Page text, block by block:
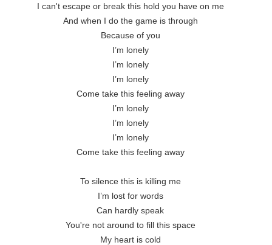
I can't escape or break this hold you have on me
And when I do the game is through
Because of you
I’m lonely
I’m lonely
I’m lonely
Come take this feeling away
I’m lonely
I’m lonely
I’m lonely
Come take this feeling away
To silence this is killing me
I’m lost for words
Can hardly speak
You're not around to fill this space
My heart is cold